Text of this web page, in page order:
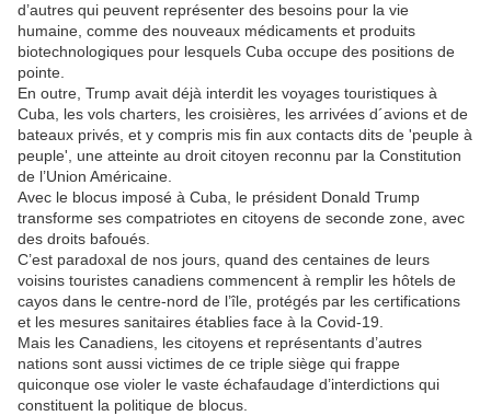
d’autres qui peuvent représenter des besoins pour la vie
humaine, comme des nouveaux médicaments et produits
biotechnologiques pour lesquels Cuba occupe des positions de
pointe.
En outre, Trump avait déjà interdit les voyages touristiques à
Cuba, les vols charters, les croisières, les arrivées d´avions et de
bateaux privés, et y compris mis fin aux contacts dits de 'peuple à
peuple', une atteinte au droit citoyen reconnu par la Constitution
de l’Union Américaine.
Avec le blocus imposé à Cuba, le président Donald Trump
transforme ses compatriotes en citoyens de seconde zone, avec
des droits bafoués.
C’est paradoxal de nos jours, quand des centaines de leurs
voisins touristes canadiens commencent à remplir les hôtels de
cayos dans le centre-nord de l’île, protégés par les certifications
et les mesures sanitaires établies face à la Covid-19.
Mais les Canadiens, les citoyens et représentants d’autres
nations sont aussi victimes de ce triple siège qui frappe
quiconque ose violer le vaste échafaudage d’interdictions qui
constituent la politique de blocus.